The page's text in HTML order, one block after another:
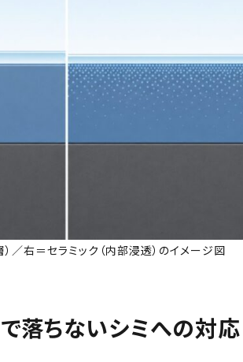
／右＝セラミック（内部浸透）のイメージ図
落ちないシミへの対応